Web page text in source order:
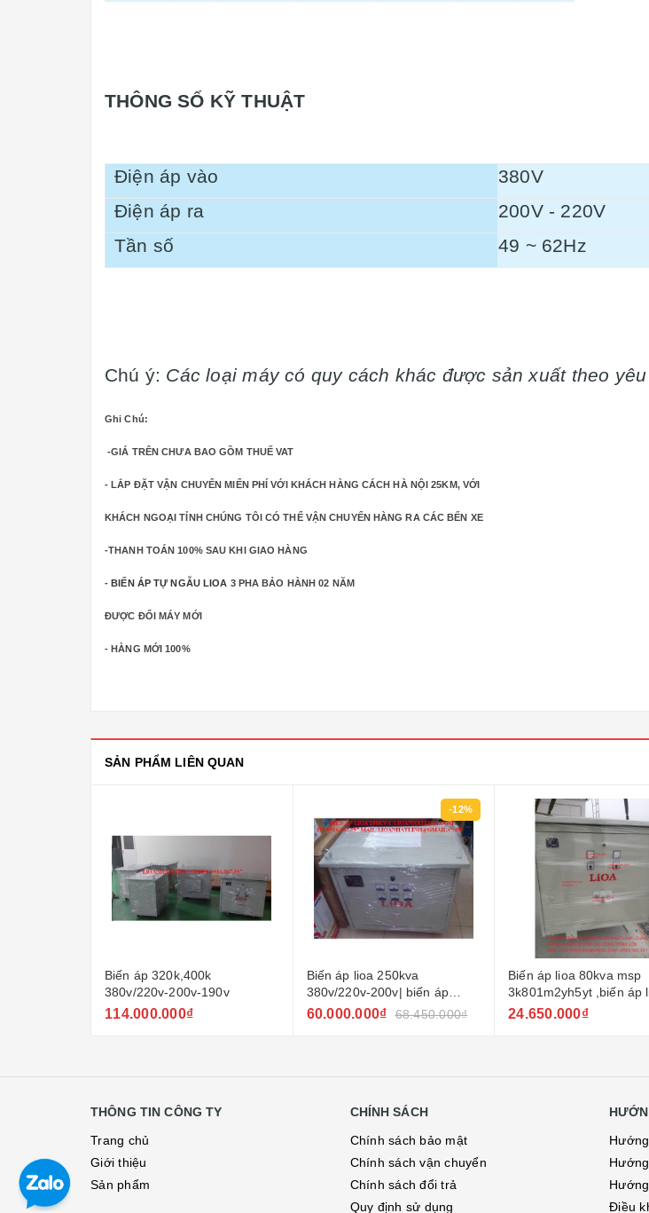
THÔNG SỐ KỸ THUẬT
Điện áp vào
380V
Điện áp ra
200V - 220V
Tần số
49 ~ 62Hz
Chú ý: Các loại máy có quy cách khác được sản xuất theo yêu
Ghi Chú:
-GIÁ TRÊN CHƯA BAO GỒM THUẾ VAT
- LẮP ĐẶT VẬN CHUYỂN MIỂN PHÍ VỚI KHÁCH HÀNG CÁCH HÀ NỘI 25KM, VỚI
KHÁCH NGOẠI TỈNH CHÚNG TÔI CÓ THỂ VẬN CHUYỂN HÀNG RA CÁC BẾN XE
-THANH TOÁN 100% SAU KHI GIAO HÀNG
-BIẾN ÁP TỰ NGẪU LIOA 3 PHA BẢO HÀNH 02 NĂM
ĐƯỢC ĐỔI MÁY MỚI
- HÀNG MỚI 100%
SẢN PHẨM LIÊN QUAN
Biến áp lioa 250kva
380v/220v-200v| biến áp
252m2yh5yt
60.000.000₫
Biến áp lioa 80kva msp
3k801m2yh5yt ,biến áp lioa
100kva msp 3k102m2yh5yt
24.650.000₫
Bien áp lioa 20kva ,biến
30kva lioa
12.250.000₫
THÔNG TIN CÔNG TY
Trang chủ
Giới thiệu
Sản phẩm
CHÍNH SÁCH
Chính sách bảo mật
Chính sách vận chuyển
Chính sách đổi trả
Quy định sử dụng
Điều